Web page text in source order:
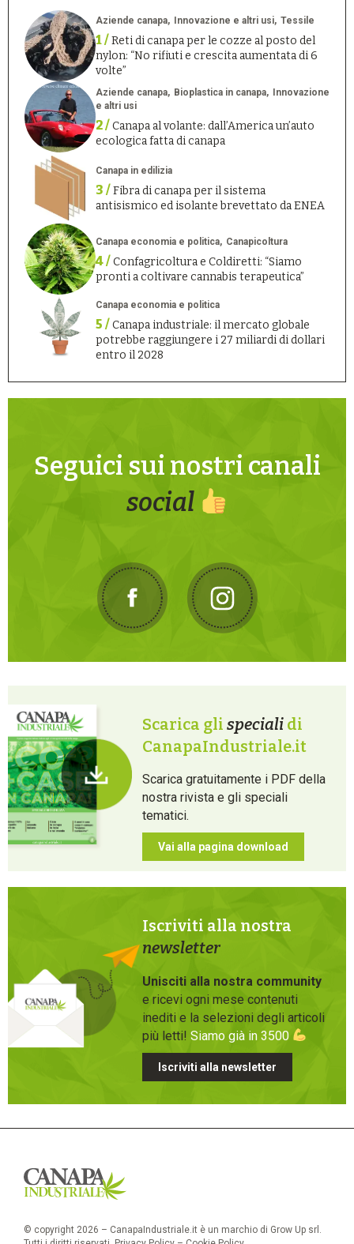
Aziende canapa Innovazione e altri usi Tessile
1 /Reti di canapa per le cozze al posto del
nylon: “No rifiuti e crescita aumentata di 6
volte”
Aziende canapa Bioplastica in canapa
Innovazione
e altri usi
2 /Canapa al volante: dall’America un’auto
ecologica fatta di canapa
Canapa in edilizia
3 /Fibra di canapa per il sistema
antisismico ed isolante brevettato da ENEA
Canapa economia e politica Canapicoltura
4 /Confagricoltura e Coldiretti: “Siamo
pronti a coltivare cannabis terapeutica”
Canapa economia e politica
5 /Canapa industriale: il mercato globale
potrebbe raggiungere i 27 miliardi di dollari
entro il 2028
Seguici sui nostri canali
social
Scarica gli speciali di
CanapaIndustriale.it
Scarica gratuitamente i PDF della
nostra rivista e gli speciali
tematici.
Vai alla pagina download
Iscriviti alla nostra
newsletter
Unisciti alla nostra community
e ricevi ogni mese contenuti
inediti e la selezioni degli articoli
più letti! Siamo già in 3500
Iscriviti alla newsletter
© copyright 2026 – CanapaIndustriale.it è un marchio di Grow Up srl.